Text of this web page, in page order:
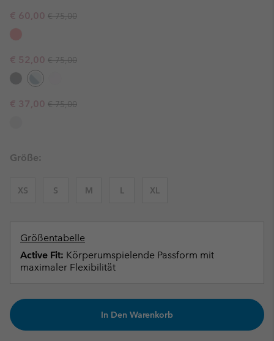
Sale price:
€ 60,00 Regular price:
€ 75,00
Sale price:
€ 52,00 Regular price:
€ 75,00
Sale price:
€ 37,00 Regular price:
€ 75,00
Größe:
XS S M L XL
Größentabelle
Active Fit: Körperumspielende Passform mit
maximaler Flexibilität
In Den Warenkorb